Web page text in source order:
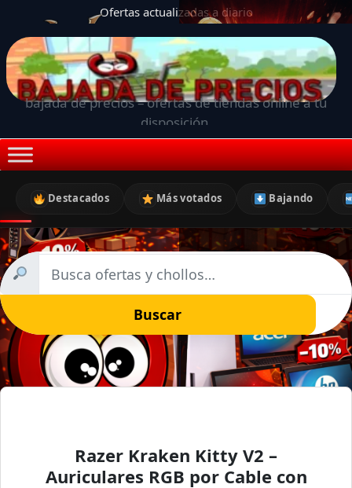
Ofertas actualizadas a diario
bajada de precios – ofertas de tiendas online a tu
disposición.
Destacados Más votados Bajando
Buscar
Razer Kraken Kitty V2 –
Auriculares RGB por Cable con